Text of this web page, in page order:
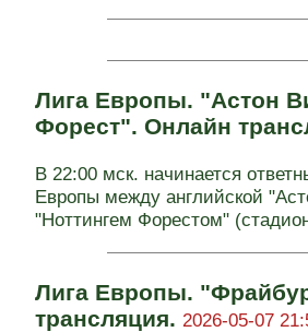
Лига Европы. "Астон
Форест". Онлайн
В 22:00 мск. начинается
Европы между английской
"Ноттингем Форестом"
Лига Европы.
трансляция. 2026-05-07